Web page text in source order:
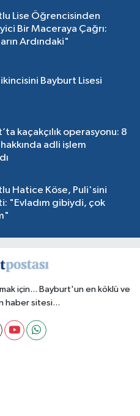
Lise Öğrencisinden
Bir Maceraya Çağrı:
Ardındaki"
Bayburt Lisesi
kaçakçılık operasyonu: 8
adli işlem
Hatice Köse, Puli'sini
"Evladım gibiydi, çok
için... Bayburt'un en köklü ve
haber sitesi...